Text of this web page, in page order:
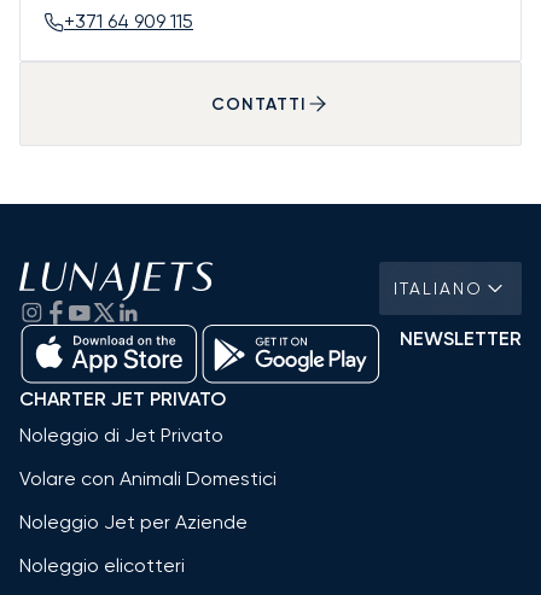
+371 64 909 115
CONTATTI
ITALIANO
NEWSLETTER
CHARTER JET PRIVATO
Noleggio di Jet Privato
Volare con Animali Domestici
Noleggio Jet per Aziende
Noleggio elicotteri